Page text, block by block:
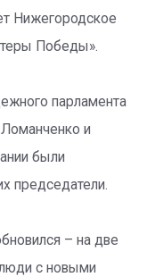
Нижегородское
Победы».
парламента
и
были
председатели.
– на две
с новыми